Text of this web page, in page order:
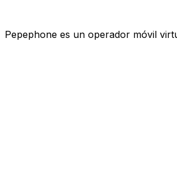
Pepephone es un operador móvil